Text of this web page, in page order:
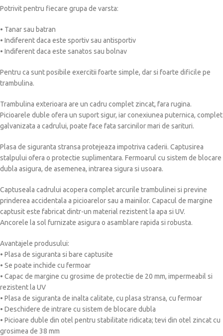
Potrivit pentru fiecare grupa de varsta:
• Tanar sau batran
• Indiferent daca este sportiv sau antisportiv
• Indiferent daca este sanatos sau bolnav
Pentru ca sunt posibile exercitii foarte simple, dar si foarte dificile pe
trambulina.
Trambulina exterioara are un cadru complet zincat, fara rugina.
Picioarele duble ofera un suport sigur, iar conexiunea puternica, complet
galvanizata a cadrului, poate face fata sarcinilor mari de sarituri.
Plasa de siguranta stransa protejeaza impotriva caderii. Captusirea
stalpului ofera o protectie suplimentara. Fermoarul cu sistem de blocare
dubla asigura, de asemenea, intrarea sigura si usoara.
Captuseala cadrului acopera complet arcurile trambulinei si previne
prinderea accidentala a picioarelor sau a mainilor. Capacul de margine
captusit este fabricat dintr-un material rezistent la apa si UV.
Ancorele la sol furnizate asigura o asamblare rapida si robusta.
Avantajele produsului:
• Plasa de siguranta si bare captusite
• Se poate inchide cu fermoar
• Capac de margine cu grosime de protectie de 20 mm, impermeabil si
rezistent la UV
• Plasa de siguranta de inalta calitate, cu plasa stransa, cu fermoar
• Deschidere de intrare cu sistem de blocare dubla
• Picioare duble din otel pentru stabilitate ridicata; tevi din otel zincat cu
grosimea de 38 mm